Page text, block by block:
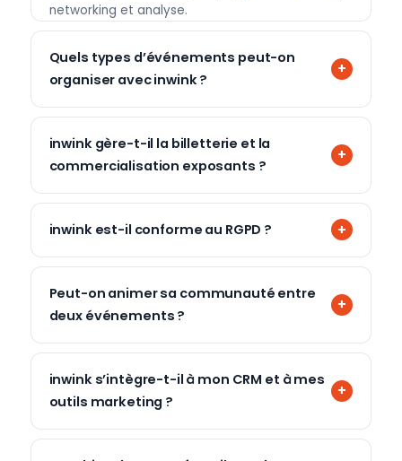
networking et analyse.
Quels types d’événements peut-on
organiser avec inwink ?
inwink gère-t-il la billetterie et la
commercialisation exposants ?
inwink est-il conforme au RGPD ?
Peut-on animer sa communauté entre
deux événements ?
inwink s’intègre-t-il à mon CRM et à mes
outils marketing ?